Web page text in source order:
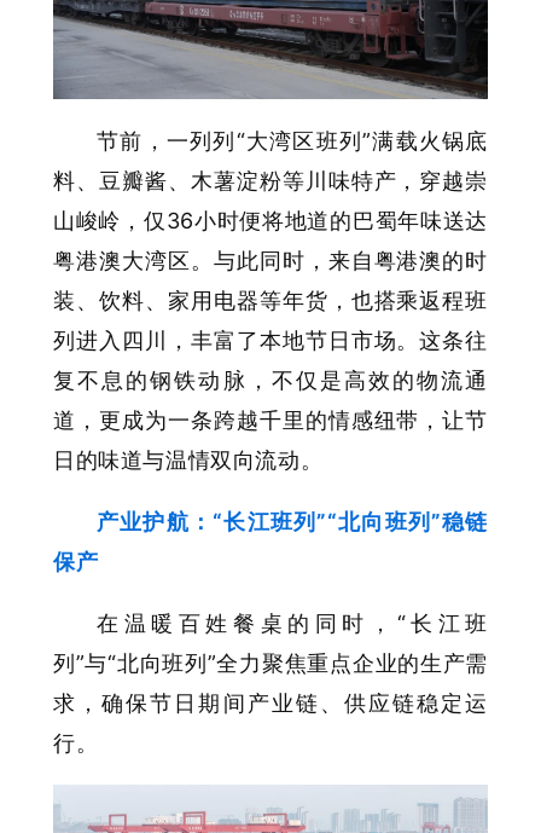
节前，一列列“大湾区班列”满载火锅底
料、豆瓣酱、木薯淀粉等川味特产，穿越崇
山峻岭，仅36小时便将地道的巴蜀年味送达
粤港澳大湾区。与此同时，来自粤港澳的时
装、饮料、家用电器等年货，也搭乘返程班
列进入四川，丰富了本地节日市场。这条往
复不息的钢铁动脉，不仅是高效的物流通
道，更成为一条跨越千里的情感纽带，让节
日的味道与温情双向流动。
产业护航：“长江班列”“北向班列”稳链
保产
在温暖百姓餐桌的同时，“长江班
列”与“北向班列”全力聚焦重点企业的生产需
求，确保节日期间产业链、供应链稳定运
行。